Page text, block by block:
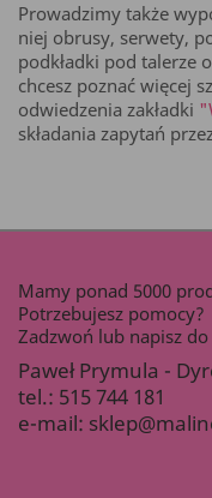
Prowadzimy także
niej obrusy, serwety,
podkładki pod talerze
chcesz poznać więcej
odwiedzenia zakładki
składania zapytań
Mamy ponad 5000
Potrzebujesz pomocy?
Zadzwoń lub napisz
Paweł Prymula -
tel.: 515 744 181
e-mail: